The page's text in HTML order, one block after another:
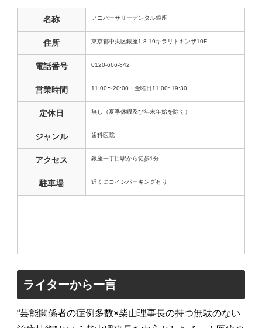
名称 アニバーサリーデンタル銀座
住所 東京都中央区銀座1-8-19キラリトギンザ10F
電話番号 0120-666-842
営業時間 11:00〜20:00・金曜日11:00~19:30
定休日 無し（夏季休暇及び年末年始を除く）
ジャンル 歯科医院
アクセス 銀座一丁目駅から徒歩1分
駐車場 近くにコインパーキング有り
ライターから一言
“芸能関係者の症例多数×柴山理事長の持つ無駄のない